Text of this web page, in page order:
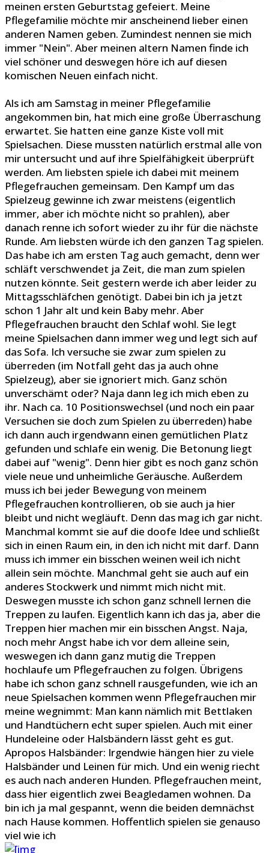
meinen ersten Geburtstag gefeiert. Meine
Pflegefamilie möchte mir anscheinend lieber einen
anderen Namen geben. Zumindest nennen sie mich
immer "Nein". Aber meinen altern Namen finde ich
viel schöner und deswegen höre ich auf diesen
komischen Neuen einfach nicht.
Als ich am Samstag in meiner Pflegefamilie
angekommen bin, hat mich eine große Überraschung
erwartet. Sie hatten eine ganze Kiste voll mit
Spielsachen. Diese mussten natürlich erstmal alle von
mir untersucht und auf ihre Spielfähigkeit überprüft
werden. Am liebsten spiele ich dabei mit meinem
Pflegefrauchen gemeinsam. Den Kampf um das
Spielzeug gewinne ich zwar meistens (eigentlich
immer, aber ich möchte nicht so prahlen), aber
danach renne ich sofort wieder zu ihr für die nächste
Runde. Am liebsten würde ich den ganzen Tag spielen.
Das habe ich am ersten Tag auch gemacht, denn wer
schläft verschwendet ja Zeit, die man zum spielen
nutzen könnte. Seit gestern werde ich aber leider zu
Mittagsschläfchen genötigt. Dabei bin ich ja jetzt
schon 1 Jahr alt und kein Baby mehr. Aber
Pflegefrauchen braucht den Schlaf wohl. Sie legt
meine Spielsachen dann immer weg und legt sich auf
das Sofa. Ich versuche sie zwar zum spielen zu
überreden (im Notfall geht das ja auch ohne
Spielzeug), aber sie ignoriert mich. Ganz schön
unverschämt oder? Naja dann leg ich mich eben zu
ihr. Nach ca. 10 Positionswechsel (und noch ein paar
Versuchen sie doch zum Spielen zu überreden) habe
ich dann auch irgendwann einen gemütlichen Platz
gefunden und schlafe ein wenig. Die Betonung liegt
dabei auf "wenig". Denn hier gibt es noch ganz schön
viele neue und unheimliche Geräusche. Außerdem
muss ich bei jeder Bewegung von meinem
Pflegefrauchen kontrollieren, ob sie auch ja hier
bleibt und nicht wegläuft. Denn das mag ich gar nicht.
Manchmal kommt sie auf die doofe Idee und schließt
sich in einen Raum ein, in den ich nicht mit darf. Dann
muss ich immer ein bisschen weinen weil ich nicht
allein sein möchte. Manchmal geht sie auch auf ein
anderes Stockwerk und nimmt mich nicht mit.
Deswegen musste ich schon ganz schnell lernen die
Treppen zu laufen. Eigentlich kann ich das ja, aber die
Treppen hier machen mir ein bisschen Angst. Naja,
noch mehr Angst habe ich vor dem alleine sein,
weswegen ich dann ganz mutig die Treppen
hochlaufe um Pflegefrauchen zu folgen. Übrigens
habe ich schon ganz schnell rausgefunden, wie ich an
neue Spielsachen kommen wenn Pflegefrauchen mir
meine wegnimmt: Man kann nämlich mit Bettlaken
und Handtüchern echt super spielen. Auch mit einer
Hundeleine oder Halsbändern lässt geht es gut.
Apropos Halsbänder: Irgendwie hängen hier zu viele
Halsbänder und Leinen für mich. Und ein wenig riecht
es auch nach anderen Hunden. Pflegefrauchen meint,
dass hier eigentlich zwei Beagledamen wohnen. Da
bin ich ja mal gespannt, wenn die beiden demnächst
nach Hause kommen. Hoffentlich spielen sie genauso
viel wie ich